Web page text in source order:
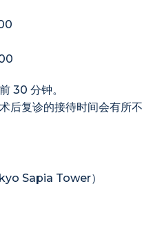
30 分钟。
后复诊的接待时间会有所不
Sapia Tower）